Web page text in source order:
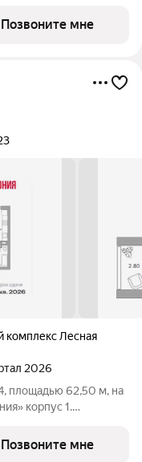
4 квартал
Позвоните мне
комплекс Лесная
2026
площадью 62,50 м, на
корпус 1.
расположился в
Позвоните мне